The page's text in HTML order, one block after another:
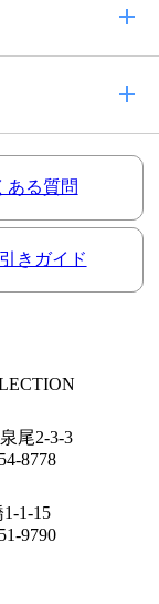
ある質問
きガイド
尾2-3-3
8778
1-15
9790